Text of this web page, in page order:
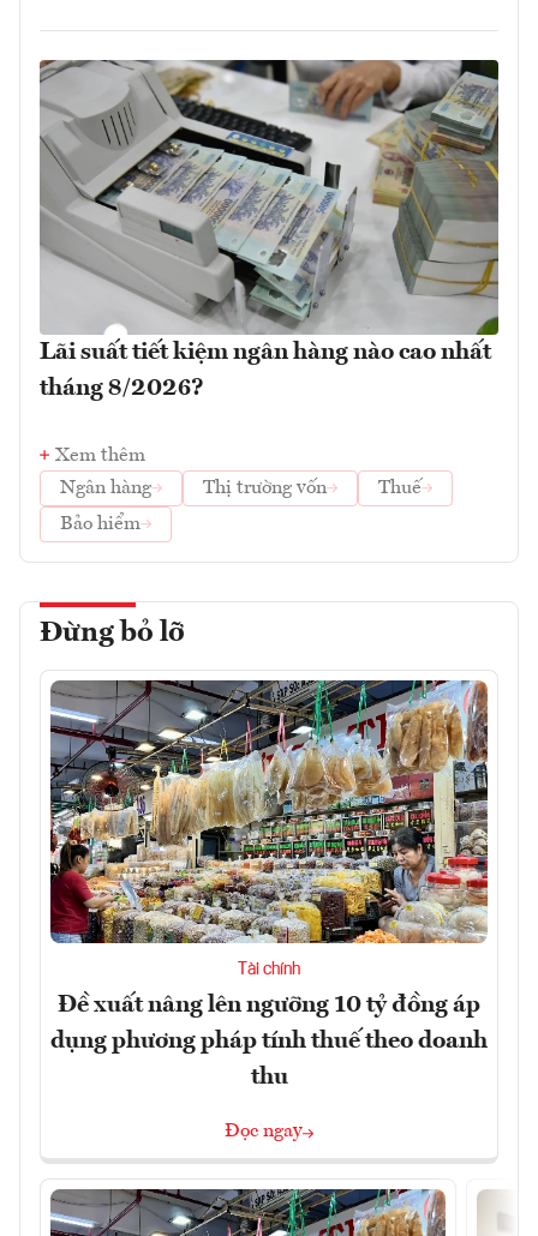
Lãi suất tiết kiệm ngân hàng nào cao nhất
tháng 8/2026?
Xem thêm
Ngân hàng
Thị trường vốn
Thuế
Bảo hiểm
Đừng bỏ lỡ
Tài chính
Đề xuất nâng lên ngưỡng 10 tỷ đồng áp
dụng phương pháp tính thuế theo doanh
thu
Đọc ngay